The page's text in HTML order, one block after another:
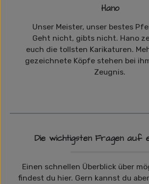
Hano
Unser Meister, unser bestes
Geht nicht, gibts nicht. Hano
euch die tollsten Karikaturen.
gezeichnete Köpfe stehen bei
Zeugnis.
Die wichtigsten Fragen auf
Einen schnellen Überblick über
findest du hier. Gern kannst du